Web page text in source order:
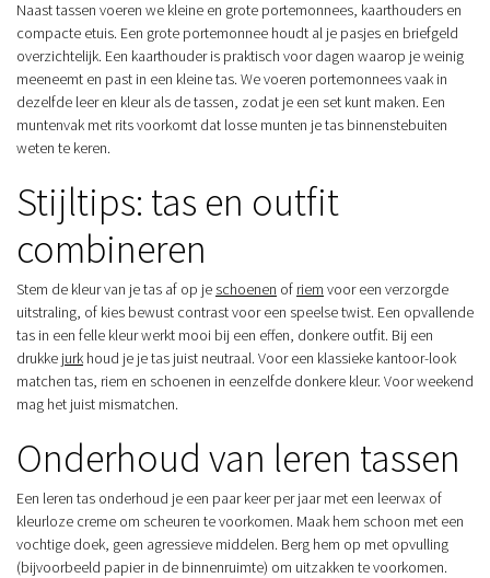
Naast tassen voeren we kleine en grote portemonnees, kaarthouders en
compacte etuis. Een grote portemonnee houdt al je pasjes en briefgeld
overzichtelijk. Een kaarthouder is praktisch voor dagen waarop je weinig
meeneemt en past in een kleine tas. We voeren portemonnees vaak in
dezelfde leer en kleur als de tassen, zodat je een set kunt maken. Een
muntenvak met rits voorkomt dat losse munten je tas binnenstebuiten
weten te keren.
Stijltips: tas en outfit
combineren
Stem de kleur van je tas af op je schoenen of riem voor een verzorgde
uitstraling, of kies bewust contrast voor een speelse twist. Een opvallende
tas in een felle kleur werkt mooi bij een effen, donkere outfit. Bij een
drukke jurk houd je je tas juist neutraal. Voor een klassieke kantoor-look
matchen tas, riem en schoenen in eenzelfde donkere kleur. Voor weekend
mag het juist mismatchen.
Onderhoud van leren tassen
Een leren tas onderhoud je een paar keer per jaar met een leerwax of
kleurloze creme om scheuren te voorkomen. Maak hem schoon met een
vochtige doek, geen agressieve middelen. Berg hem op met opvulling
(bijvoorbeeld papier in de binnenruimte) om uitzakken te voorkomen.